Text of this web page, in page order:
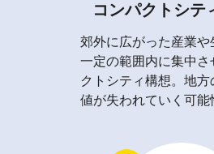
コンパクトシテ
郊外に広がった産業や
一定の範囲内に集中さ
クトシティ構想。地方
値が失われていく可能